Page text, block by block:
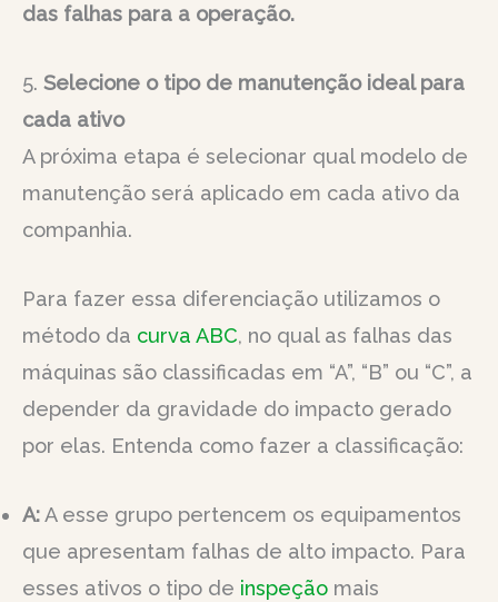
das falhas para a operação.
5. Selecione o tipo de manutenção ideal para
cada ativo
A próxima etapa é selecionar qual modelo de
manutenção será aplicado em cada ativo da
companhia.
Para fazer essa diferenciação utilizamos o
método da curva ABC, no qual as falhas das
máquinas são classificadas em “A”, “B” ou “C”, a
depender da gravidade do impacto gerado
por elas. Entenda como fazer a classificação:
A:A esse grupo pertencem os equipamentos
que apresentam falhas de alto impacto. Para
esses ativos o tipo de inspeção mais